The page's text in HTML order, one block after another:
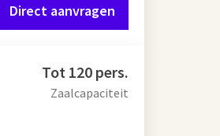
Direct aanvragen
Tot 120 pers.
Zaalcapaciteit